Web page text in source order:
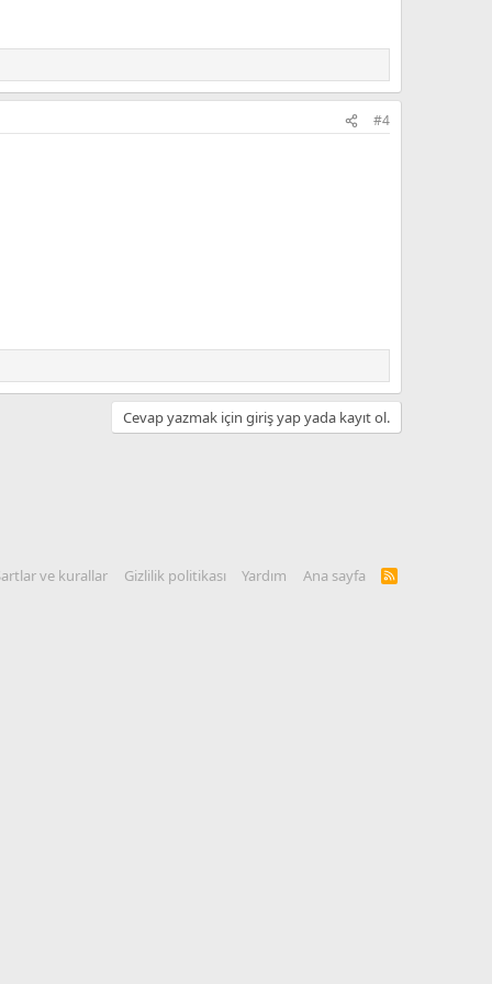
#4
Cevap yazmak için giriş yap yada kayıt ol.
ve kurallar Gizlilik politikası Yardım Ana sayfa
R